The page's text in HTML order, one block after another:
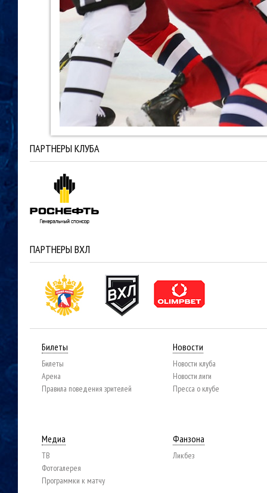
ПАРТНЕРЫ КЛУБА
ПАРТНЕРЫ ВХЛ
Билеты
Билеты
Арена
Правила поведения зрителей
Новости
Новости клуба
Новости лиги
Пресса о клубе
Медиа
ТВ
Фотогалерея
Программки к матчу
Фанзона
Ликбез